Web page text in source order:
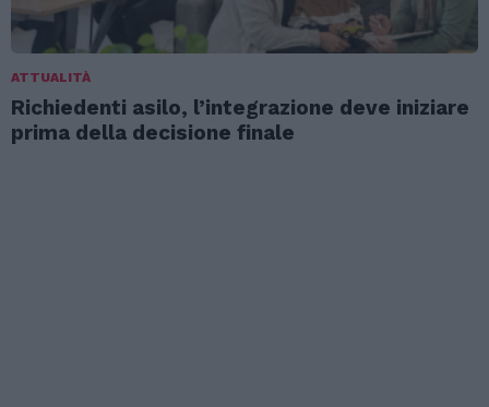
ATTUALITÀ
Richiedenti asilo, l’integrazione deve iniziare
prima della decisione finale